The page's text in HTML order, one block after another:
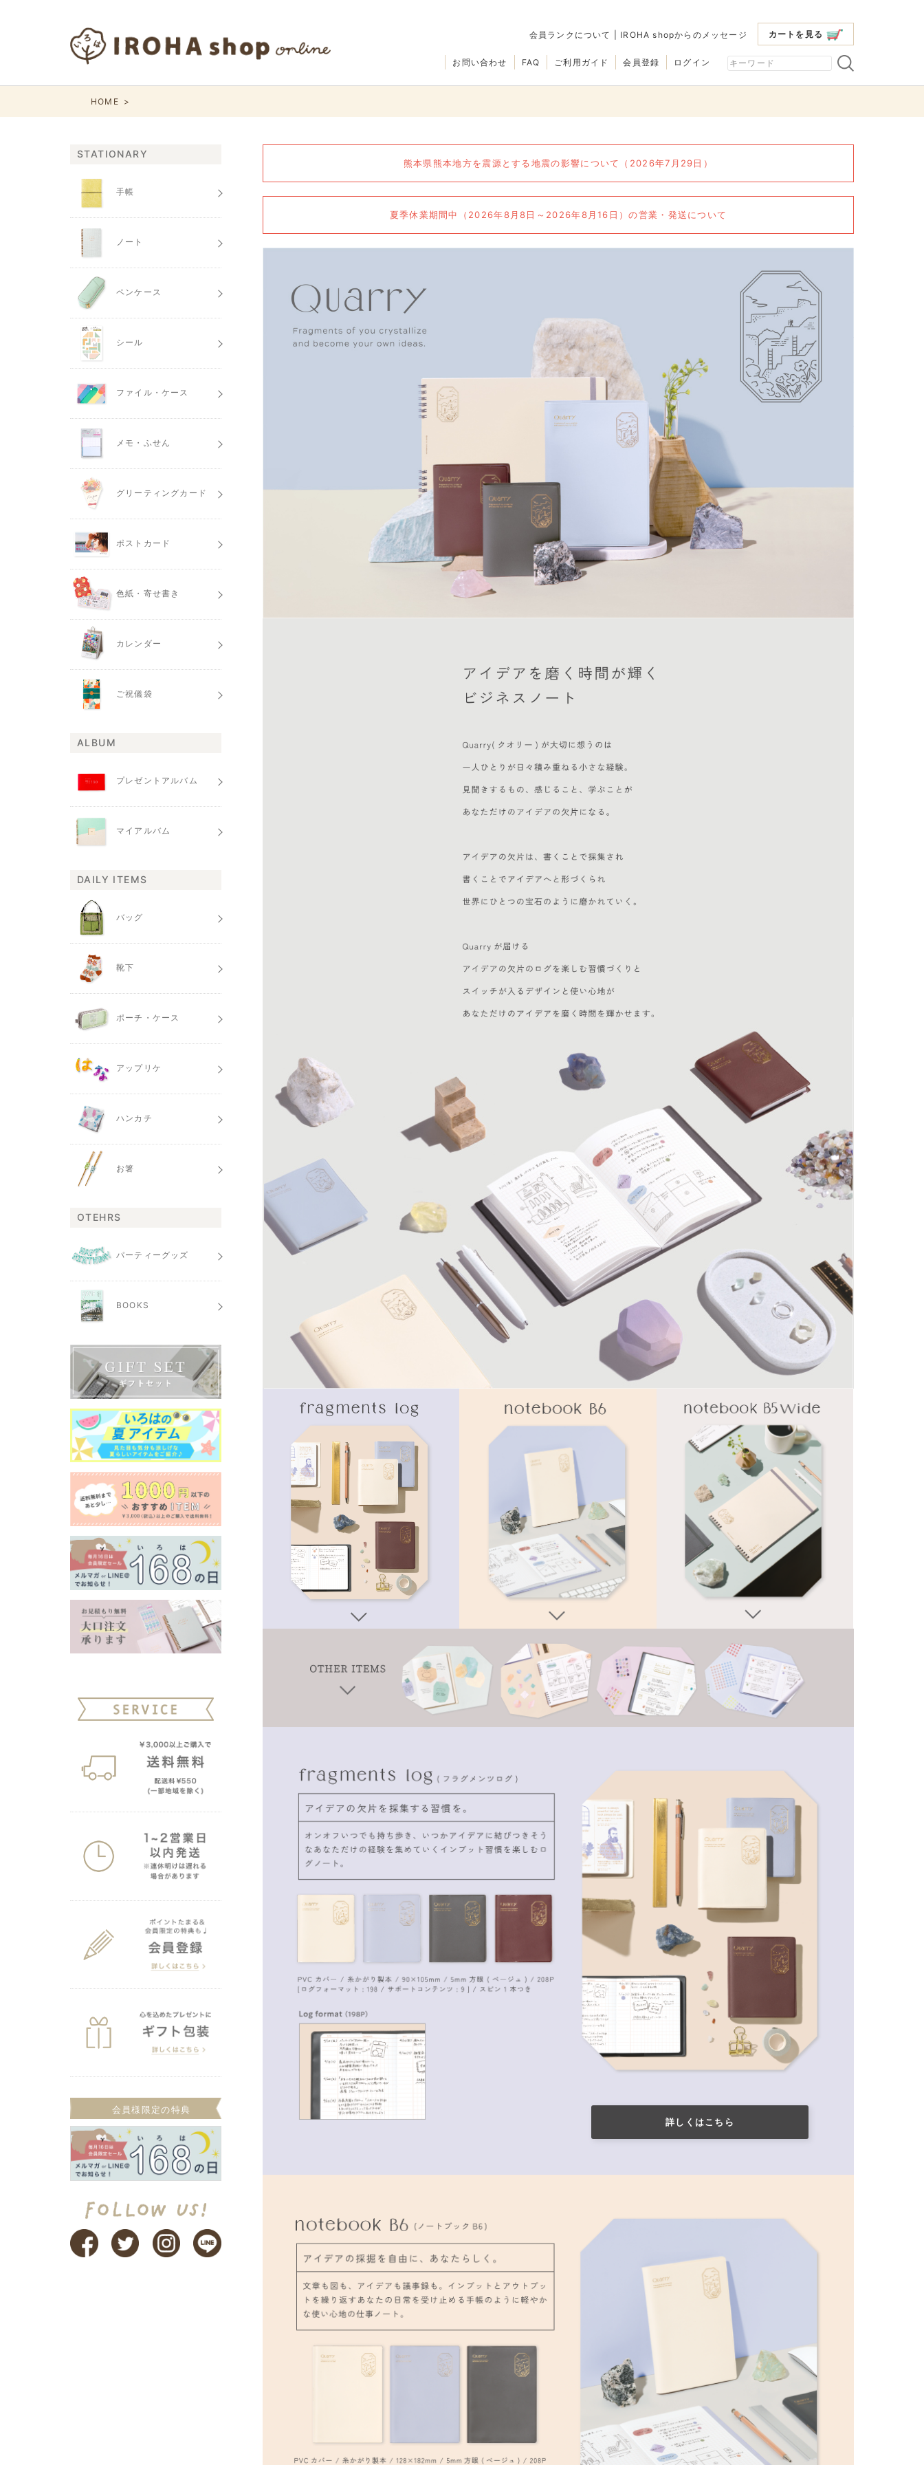
カートを見る
会員ランクについて IROHA shopからのメッセージ
会員登録 ログイン
ご利用ガイド
FAQ
お問い合わせ
HOME
熊本県熊本地方を震源とする地震の影響について（2026年7月29日）
夏季休業期間中（2026年8月8日～2026年8月16日）の営業・発送について
詳しくはこちら
STATIONARY
手帳
ノート
ペンケース
シール
ファイル・ケース
メモ・ふせん
グリーティングカード
ポストカード
色紙・寄せ書き
カレンダー
ご祝儀袋
ALBUM
プレゼントアルバム
マイアルバム
DAILY ITEMS
バッグ
靴下
ポーチ・ケース
アップリケ
ハンカチ
お箸
OTEHRS
パーティーグッズ
BOOKS
会員様限定の特典